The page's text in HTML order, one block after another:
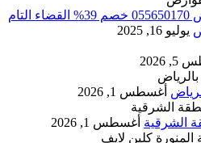
مكافحة حشرات بالرياض 055650170 خصم 39% القضاء التام
يوليو 16, 2025
2026
أغسطس 1, 2026
الشرقية أغسطس 1, 2026